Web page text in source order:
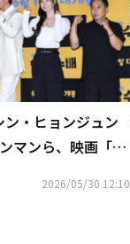
ン・ヒョンジュン
マンら、映画「懸
2026/05/30 12:10